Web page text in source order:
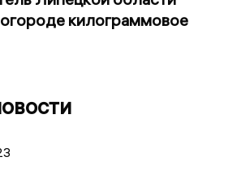
килограммовое